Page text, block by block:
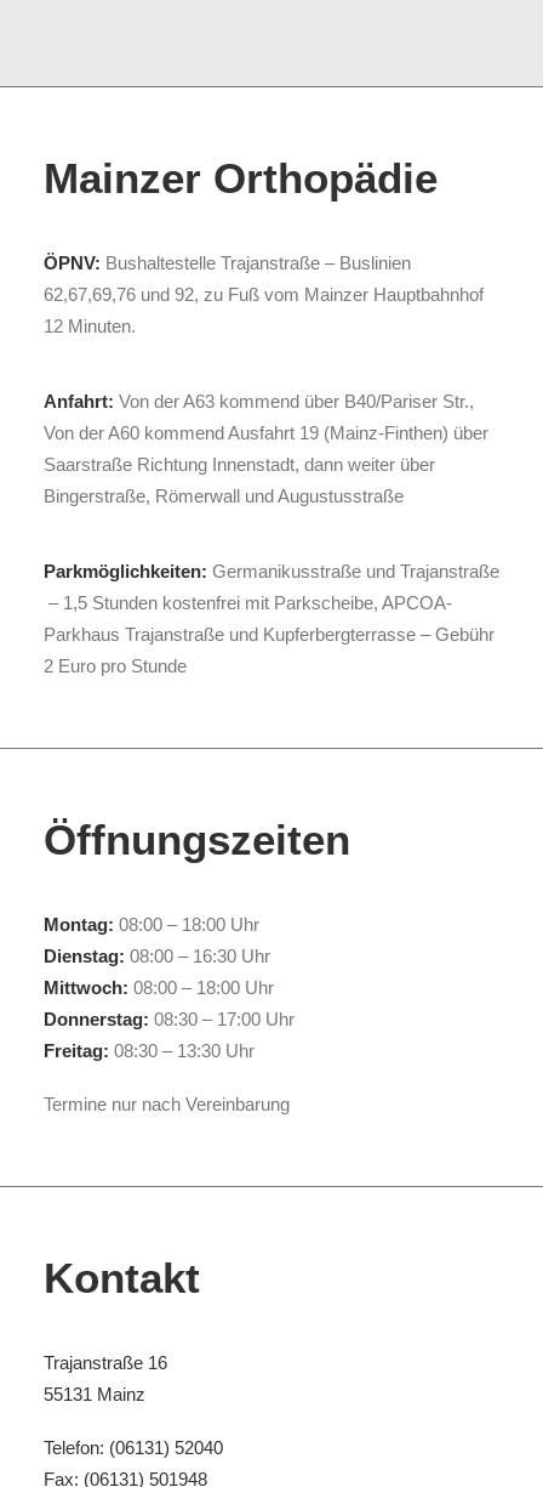
Mainzer Orthopädie
ÖPNV: Bushaltestelle Trajanstraße – Buslinien
62,67,69,76 und 92, zu Fuß vom Mainzer Hauptbahnhof
12 Minuten.
Anfahrt: Von der A63 kommend über B40/Pariser Str.,
Von der A60 kommend Ausfahrt 19 (Mainz-Finthen) über
Saarstraße Richtung Innenstadt, dann weiter über
Bingerstraße, Römerwall und Augustusstraße
Parkmöglichkeiten: Germanikusstraße und Trajanstraße
– 1,5 Stunden kostenfrei mit Parkscheibe, APCOA-
Parkhaus Trajanstraße und Kupferbergterrasse – Gebühr
2 Euro pro Stunde
Öffnungszeiten
Montag: 08:00 – 18:00 Uhr
Dienstag: 08:00 – 16:30 Uhr
Mittwoch: 08:00 – 18:00 Uhr
Donnerstag: 08:30 – 17:00 Uhr
Freitag: 08:30 – 13:30 Uhr
Termine nur nach Vereinbarung
Kontakt
Trajanstraße 16
55131 Mainz
Telefon: (06131) 52040
Fax: (06131) 501948